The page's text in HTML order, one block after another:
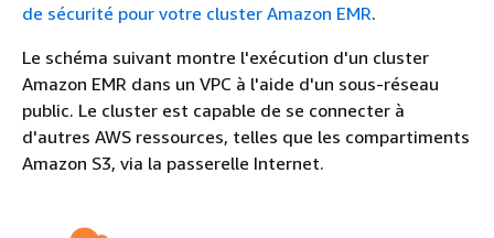
de sécurité pour votre cluster Amazon EMR.
Le schéma suivant montre l'exécution d'un cluster
Amazon EMR dans un VPC à l'aide d'un sous-réseau
public. Le cluster est capable de se connecter à
d'autres AWS ressources, telles que les compartiments
Amazon S3, via la passerelle Internet.